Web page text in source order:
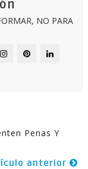
NO PARA
Penas Y
anterior